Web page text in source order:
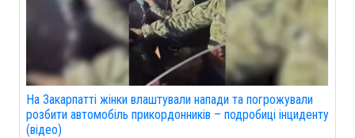
На Закарпатті жінки влаштували напади та погрожували
розбити автомобіль прикордонників – подробиці інциденту
(відео)